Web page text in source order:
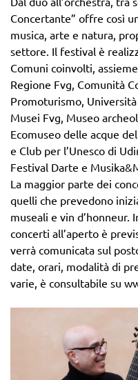
Concertante” offre così
musica, arte e natura,
settore. Il festival è
Comuni coinvolti,
Regione Fvg, Comunità
Promoturismo,
Musei Fvg, Museo
Ecomuseo delle acque
e Club per l’Unesco di
Festival Darte e
La maggior parte dei
quelli che prevedono
museali e vin d’honneur.
concerti all’aperto è
verrà comunicata sul
date, orari, modalità di
varie, è consultabile su